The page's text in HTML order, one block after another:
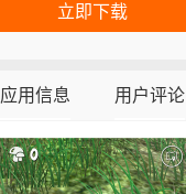
立即下载
应用信息 用户评论